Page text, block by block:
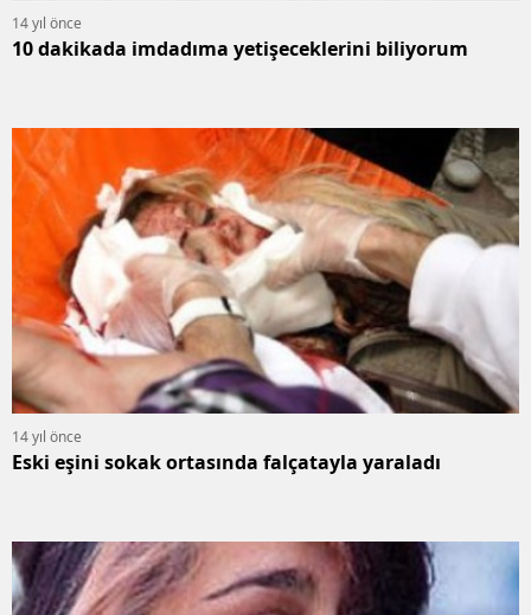
14 yıl önce
10 dakikada imdadıma yetişeceklerini biliyorum
14 yıl önce
Eski eşini sokak ortasında falçatayla yaraladı